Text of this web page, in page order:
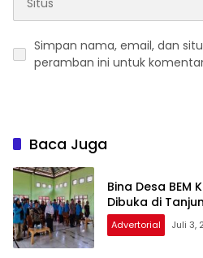
Simpan nama, email, dan
peramban ini untuk
Baca Juga
Bina Desa BEM
Dibuka di
Advertorial Juli 3,